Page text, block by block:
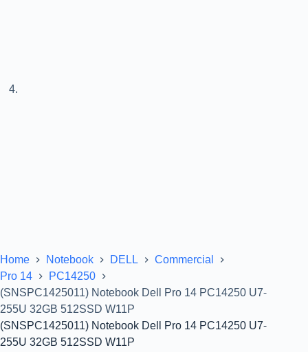
Home Notebook DELL
Commercial
Pro 14
PC14250
(SNSPC1425011) Notebook Dell Pro 14 PC14250 U7-
255U 32GB 512SSD W11P
(SNSPC1425011) Notebook Dell Pro 14 PC14250 U7-
255U 32GB 512SSD W11P